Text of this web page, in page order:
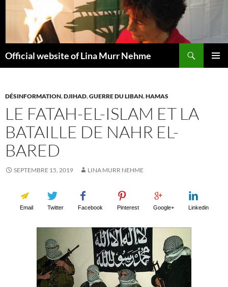
contenu
Official website of Lina Murr Nehme
DÉSINFORMATION,DJIHAD,GUERRE DU LIBAN,HAMAS
LE FATAH-EL-ISLAM ET LA
BATAILLE DE NAHR EL-
BARED
SEPTEMBRE 15, 2019 LINA MURR NEHME
Email Twitter Facebook Pinterest Google+ Linkedin